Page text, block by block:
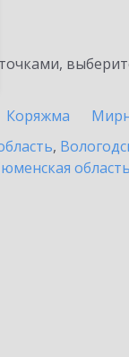
Коряжма
,
область